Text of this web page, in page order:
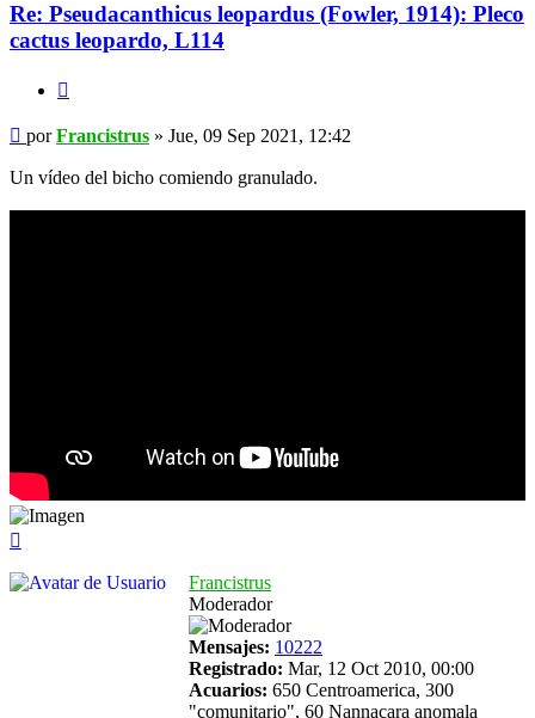
Re: Pseudacanthicus leopardus (Fowler, 1914): Pleco
cactus leopardo, L114
Mensaje
porFrancistrus » Jue, 09 Sep 2021, 12:42
Un vídeo del bicho comiendo granulado.
Francistrus
Moderador
Mensajes: 10222
Registrado: Mar, 12 Oct 2010, 00:00
Acuarios: 650 Centroamerica, 300
"comunitario", 60 Nannacara anomala